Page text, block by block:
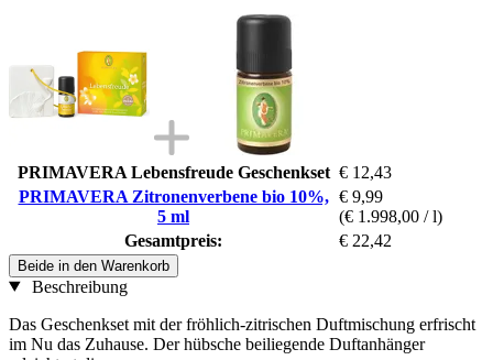
PRIMAVERA Lebensfreude Geschenkset € 12,43
PRIMAVERA Zitronenverbene bio 10%,
5 ml
€ 9,99
(€ 1.998,00 / l)
Gesamtpreis:
€ 22,42
Beide in den Warenkorb
Beschreibung
Das Geschenkset mit der fröhlich-zitrischen Duftmischung erfrischt
im Nu das Zuhause. Der hübsche beiliegende Duftanhänger